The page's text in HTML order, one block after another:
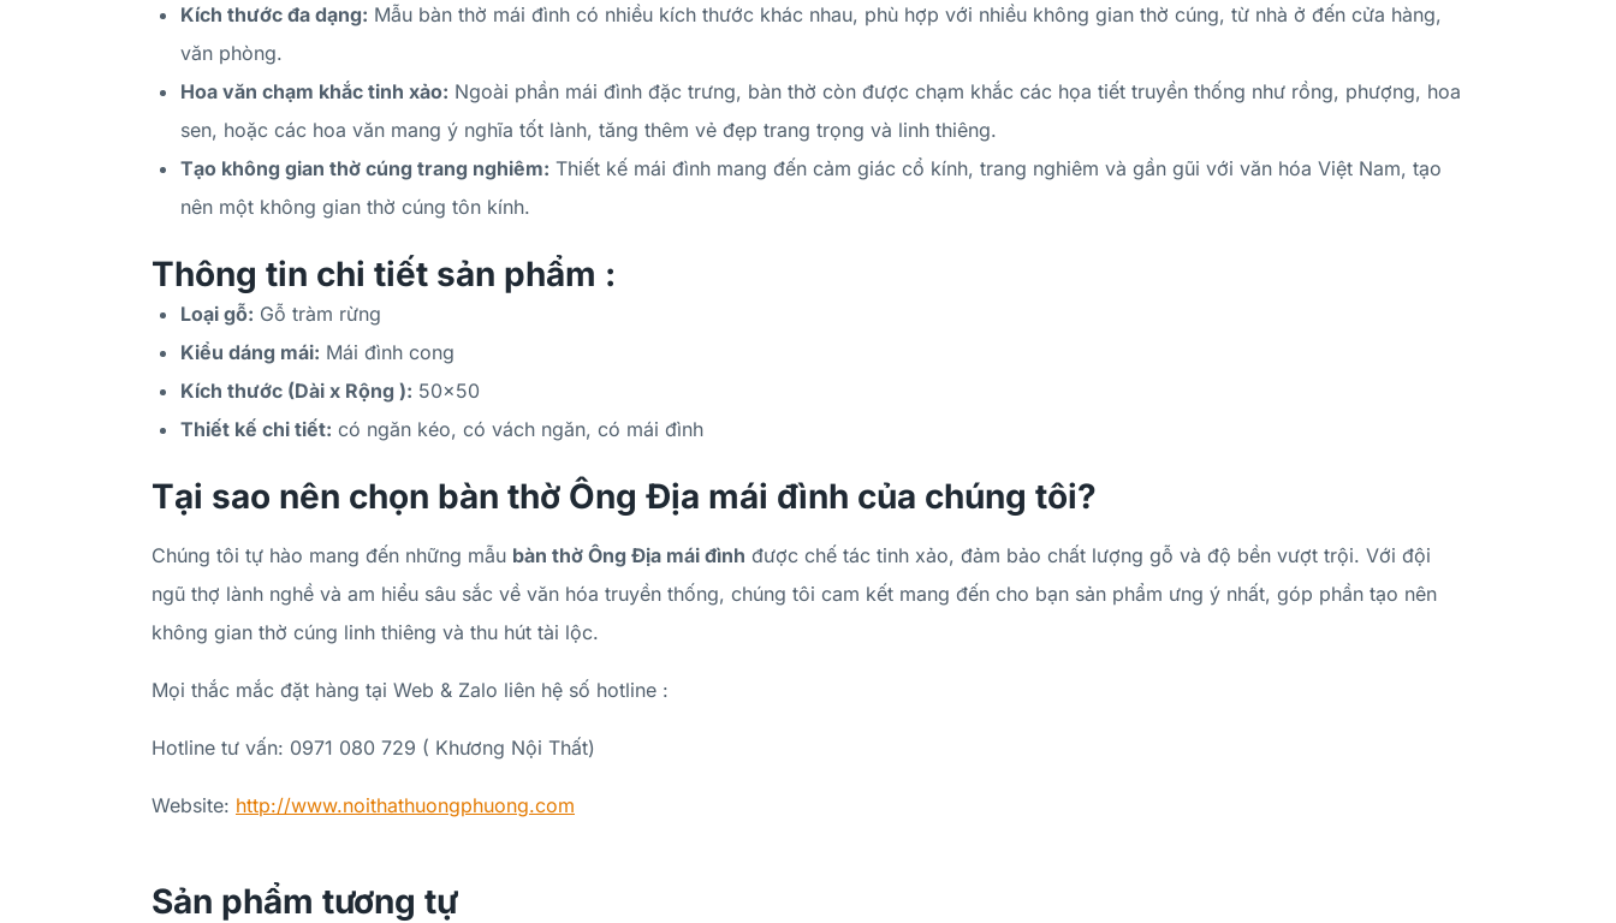
Kích thước đa dạng: Mẫu bàn thờ mái đình có nhiều kích thước khác nhau, phù hợp với nhiều không gian thờ cúng, từ nhà ở đến cửa hàng,
văn phòng.
Hoa văn chạm khắc tinh xảo: Ngoài phần mái đình đặc trưng, bàn thờ còn được chạm khắc các họa tiết truyền thống như rồng, phượng, hoa
sen, hoặc các hoa văn mang ý nghĩa tốt lành, tăng thêm vẻ đẹp trang trọng và linh thiêng.
Tạo không gian thờ cúng trang nghiêm: Thiết kế mái đình mang đến cảm giác cổ kính, trang nghiêm và gần gũi với văn hóa Việt Nam, tạo
nên một không gian thờ cúng tôn kính.
Thông tin chi tiết sản phẩm :
Loại gỗ: Gỗ tràm rừng
Kiểu dáng mái: Mái đình cong
Kích thước (Dài x Rộng ): 50×50
Thiết kế chi tiết: có ngăn kéo, có vách ngăn, có mái đình
Tại sao nên chọn bàn thờ Ông Địa mái đình của chúng tôi?
Chúng tôi tự hào mang đến những mẫu bàn thờ Ông Địa mái đình được chế tác tinh xảo, đảm bảo chất lượng gỗ và độ bền vượt trội. Với đội
ngũ thợ lành nghề và am hiểu sâu sắc về văn hóa truyền thống, chúng tôi cam kết mang đến cho bạn sản phẩm ưng ý nhất, góp phần tạo nên
không gian thờ cúng linh thiêng và thu hút tài lộc.
Mọi thắc mắc đặt hàng tại Web & Zalo liên hệ số hotline :
Hotline tư vấn: 0971 080 729 ( Khương Nội Thất)
Website: http://www.noithathuongphuong.com
Sản phẩm tương tự